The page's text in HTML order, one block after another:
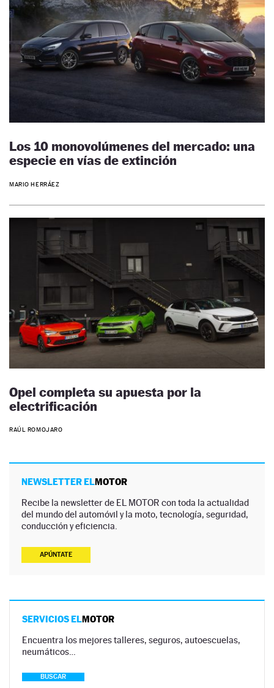
Los 10 monovolúmenes del mercado: una
especie en vías de extinción
MARIO HERRÁEZ
Opel completa su apuesta por la
electrificación
RAÚL ROMOJARO
NEWSLETTER ELMOTOR
Recibe la newsletter de EL MOTOR con toda la actualidad
del mundo del automóvil y la moto, tecnología, seguridad,
conducción y eficiencia.
APÚNTATE
SERVICIOS ELMOTOR
Encuentra los mejores talleres, seguros, autoescuelas,
neumáticos…
BUSCAR